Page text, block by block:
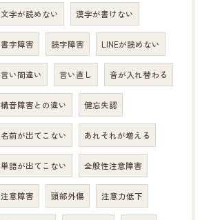
文字が読めない 漢字が書けない
書字障害 読字障害 LINEが読めない
言い間違い 言い直し 音が入れ替わる
構音障害との違い 健忘失認
名前が出てこない あれそれが増える
単語が出てこない 全般性注意障害
注意障害 頭部外傷 注意力低下